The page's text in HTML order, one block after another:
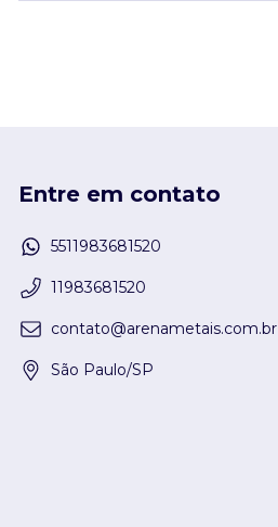
Entre em contato
5511983681520
11983681520
contato@arenametais.com.br
São Paulo/SP